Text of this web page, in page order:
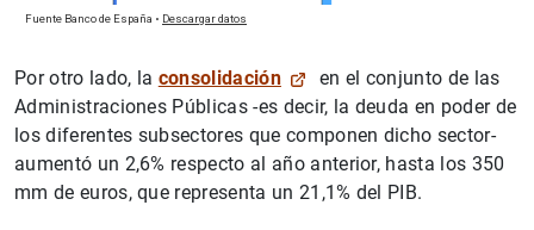
Por otro lado, la consolidación
en el conjunto de las
Administraciones Públicas -es decir, la deuda en poder de
los diferentes subsectores que componen dicho sector-
aumentó un 2,6% respecto al año anterior, hasta los 350
mm de euros, que representa un 21,1% del PIB.